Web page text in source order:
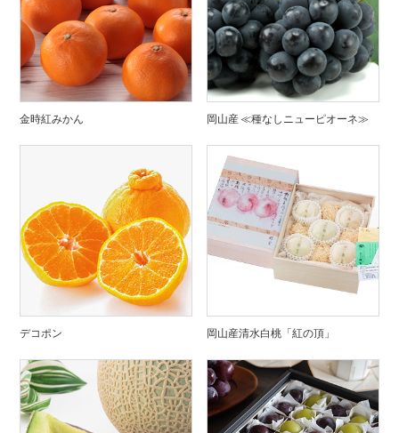
金時紅みかん 岡山産 ≪種なしニューピオーネ≫
デコポン 岡山産清水白桃「紅の頂」